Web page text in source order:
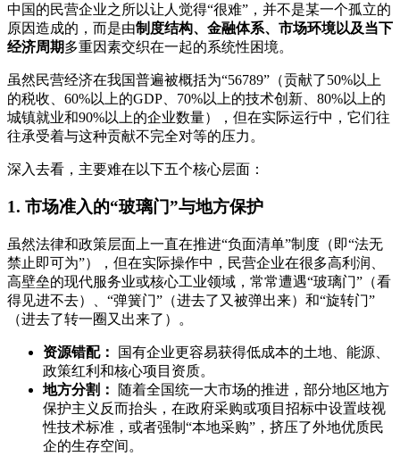
中国的民营企业之所以让人觉得“很难”，并不是某一个孤立的
原因造成的，而是由制度结构、金融体系、市场环境以及当下
经济周期多重因素交织在一起的系统性困境。
虽然民营经济在我国普遍被概括为“56789”（贡献了50%以上
的税收、60%以上的GDP、70%以上的技术创新、80%以上的
城镇就业和90%以上的企业数量），但在实际运行中，它们往
往承受着与这种贡献不完全对等的压力。
深入去看，主要难在以下五个核心层面：
1. 市场准入的“玻璃门”与地方保护
虽然法律和政策层面上一直在推进“负面清单”制度（即“法无
禁止即可为”），但在实际操作中，民营企业在很多高利润、
高壁垒的现代服务业或核心工业领域，常常遭遇“玻璃门”（看
得见进不去）、“弹簧门”（进去了又被弹出来）和“旋转门”
（进去了转一圈又出来了）。
资源错配：
国有企业更容易获得低成本的土地、能源、
政策红利和核心项目资质。
地方分割：
随着全国统一大市场的推进，部分地区地方
保护主义反而抬头，在政府采购或项目招标中设置歧视
性技术标准，或者强制“本地采购”，挤压了外地优质民
企的生存空间。